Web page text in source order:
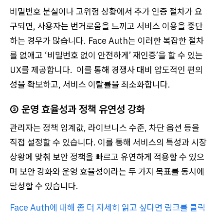
비밀번호 분실이나 고위험 상황에서 추가 인증 절차가 요
구되면, 사용자는 번거로움을 느끼고 서비스 이용을 중단
하는 경우가 많습니다. Face Auth는 이러한 복잡한 절차
를 없애고 ‘비밀번호 없이 안전하게’ 재인증’을 할 수 있는
UX를 제공합니다. 이를 통해 경쟁사 대비 압도적인 편의
성을 확보하고, 서비스 이탈률을 최소화합니다.
③ 운영 효율성과 정책 유연성 강화
관리자는 정책 임계값, 라이브니스 수준, 차단 옵션 등을
직접 설정할 수 있습니다. 이를 통해 서비스의 특성과 시장
상황에 맞춰 보안 정책을 빠르고 유연하게 적용할 수 있으
며 보안 강화와 운영 효율성이라는 두 가지 목표를 동시에
달성할 수 있습니다.
Face Auth에 대해 좀 더 자세히 읽고 싶다면 링크를 클릭